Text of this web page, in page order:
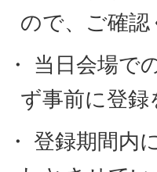
ので、ご確
・ 当日会場で
ず事前に登
・ 登録期間内